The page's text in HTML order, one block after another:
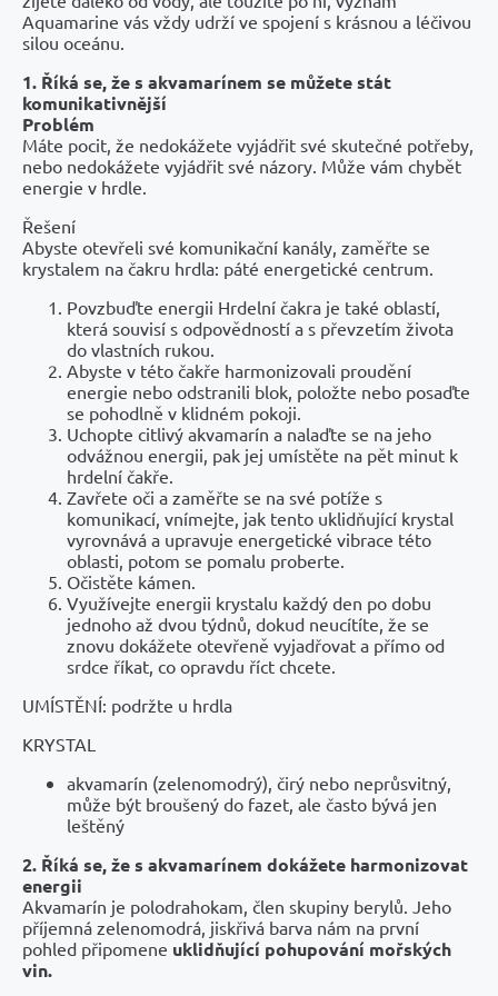
Aquamarine vás vždy udrží ve spojení s krásnou a léčivou
silou oceánu.
1. Říká se, že s akvamarínem se můžete stát
komunikativnější
Problém
Máte pocit, že nedokážete vyjádřit své skutečné potřeby,
nebo nedokážete vyjádřit své názory. Může vám chybět
energie v hrdle.
Řešení
Abyste otevřeli své komunikační kanály, zaměřte se
krystalem na čakru hrdla: páté energetické centrum.
Povzbuďte energii Hrdelní čakra je také oblastí,
která souvisí s odpovědností a s převzetím života
do vlastních rukou.
Abyste v této čakře harmonizovali proudění
energie nebo odstranili blok, položte nebo posaďte
se pohodlně v klidném pokoji.
Uchopte citlivý akvamarín a nalaďte se na jeho
odvážnou energii, pak jej umístěte na pět minut k
hrdelní čakře.
Zavřete oči a zaměřte se na své potíže s
komunikací, vnímejte, jak tento uklidňující krystal
vyrovnává a upravuje energetické vibrace této
oblasti, potom se pomalu proberte.
Očistěte kámen.
Využívejte energii krystalu každý den po dobu
jednoho až dvou týdnů, dokud neucítíte, že se
znovu dokážete otevřeně vyjadřovat a přímo od
srdce říkat, co opravdu říct chcete.
UMÍSTĚNÍ: podržte u hrdla
KRYSTAL
akvamarín (zelenomodrý), čirý nebo neprůsvitný,
může být broušený do fazet, ale často bývá jen
leštěný
2. Říká se, že s akvamarínem dokážete harmonizovat
energii
Akvamarín je polodrahokam, člen skupiny berylů. Jeho
příjemná zelenomodrá, jiskřivá barva nám na první
pohled připomene uklidňující pohupování mořských
vin.